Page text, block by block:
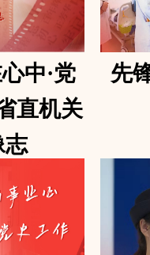
中·党
直机关
志
先